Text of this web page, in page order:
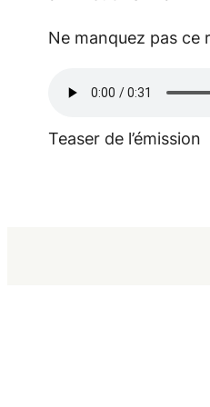
Ne manquez pas
Teaser de l’émission